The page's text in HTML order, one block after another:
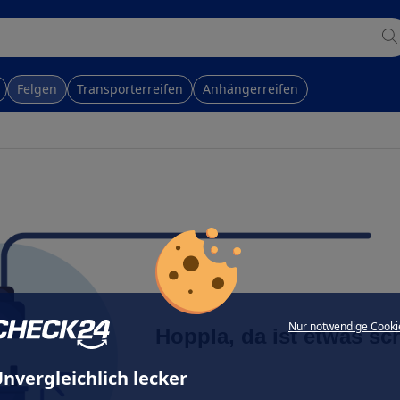
Nur notwendige
lecker
Felgen Transporterreifen Anhängerreifen
Hoppla, da ist etwas